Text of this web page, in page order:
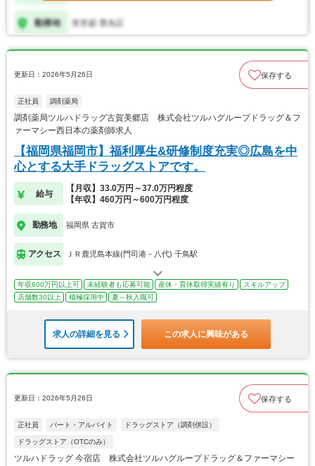
更新日：2026年5月26日 保存する
正社員 調剤薬局
調剤薬局ツルハドラッグ古賀美郷店 株式会社ツルハグループドラッグ＆フ
ァーマシー西日本の薬剤師求人
【福岡県福岡市】福利厚生&研修制度充実◎広島を中
心とする大手ドラッグストアです。
給与
【月収】33.0万円～37.0万円程度
【年収】460万円～600万円程度
勤務地 福岡県 古賀市
アクセス ＪＲ鹿児島本線(門司港－八代) 千鳥駅
年収600万円以上可 未経験者も応募可能 産休・育休取得実績有り
スキルアップ
店舗数30以上
積極採用中 夏～秋入職可
求人の詳細を見る この求人に興味がある
更新日：2026年5月26日 保存する
正社員 パート・アルバイト ドラッグストア（調剤併設）
ドラッグストア（OTCのみ）
ツルハドラッグ 今宿店 株式会社ツルハグループドラッグ＆ファーマシー